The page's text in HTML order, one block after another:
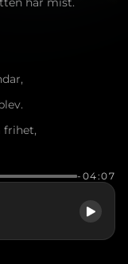
frihet,
famn.
-04:07